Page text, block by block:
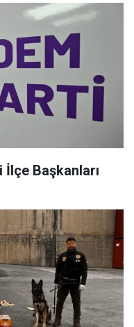
İlçe Başkanları